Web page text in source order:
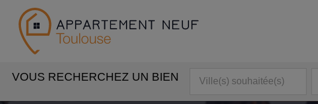
VOUS RECHERCHEZ UN BIEN